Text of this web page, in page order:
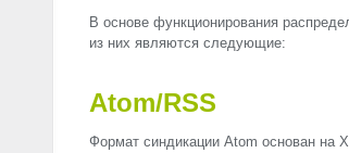
В основе функционирования
из них являются следующие:
Atom/RSS
Формат синдикации Atom основан на